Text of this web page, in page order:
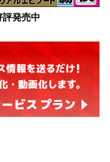
評発売中